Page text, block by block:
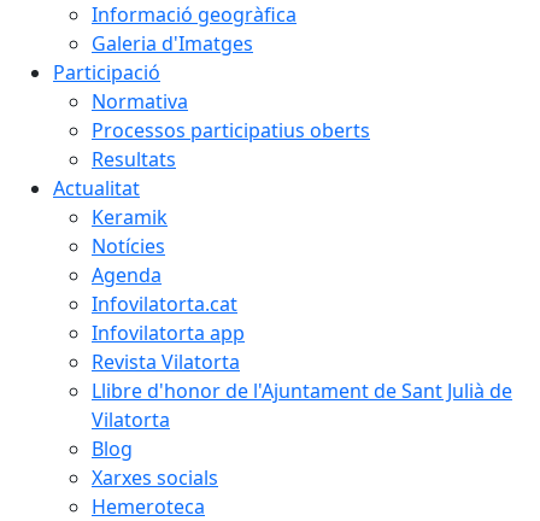
Informació geogràfica
Galeria d'Imatges
Participació
Normativa
Processos participatius oberts
Resultats
Actualitat
Keramik
Notícies
Agenda
Infovilatorta.cat
Infovilatorta app
Revista Vilatorta
Llibre d'honor de l'Ajuntament de Sant Julià de
Vilatorta
Blog
Xarxes socials
Hemeroteca